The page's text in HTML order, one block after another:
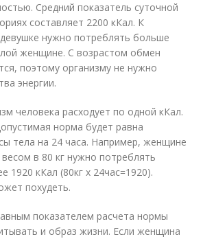
Средний показатель суточной
составляет 2200 кКал. К
нужно потреблять больше
женщине. С возрастом обмен
поэтому организму не нужно
энергии.
человека расходует по одной кКал.
норма будет равна
тела на 24 часа. Например, женщине
в 80 кг нужно потреблять
1920 кКал (80кг х 24час=1920).
похудеть.
показателем расчета нормы
и образ жизни. Если женщина